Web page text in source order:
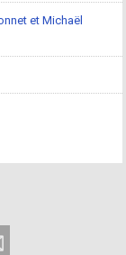
et Michaël